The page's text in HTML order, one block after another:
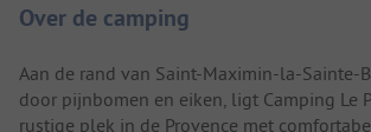
Over de camping
Aan de rand van Saint-Maximin-la-Sainte-
door pijnbomen en eiken, ligt Camping Le
rustige plek in de Provence met